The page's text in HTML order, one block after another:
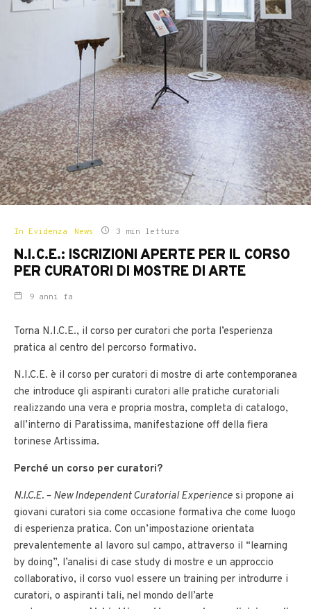
In Evidenza News 3 min lettura
N.I.C.E.: ISCRIZIONI APERTE PER IL CORSO
PER CURATORI DI MOSTRE DI ARTE
9 anni fa
Torna N.I.C.E., il corso per curatori che porta l’esperienza
pratica al centro del percorso formativo.
N.I.C.E. è il corso per curatori di mostre di arte contemporanea
che introduce gli aspiranti curatori alle pratiche curatoriali
realizzando una vera e propria mostra, completa di catalogo,
all’interno di Paratissima, manifestazione off della fiera
torinese Artissima.
Perché un corso per curatori?
N.I.C.E. – New Independent Curatorial Experience si propone ai
giovani curatori sia come occasione formativa che come luogo
di esperienza pratica. Con un’impostazione orientata
prevalentemente al lavoro sul campo, attraverso il “learning
by doing”, l’analisi di case study di mostre e un approccio
collaborativo, il corso vuol essere un training per introdurre i
curatori, o aspiranti tali, nel mondo dell’arte